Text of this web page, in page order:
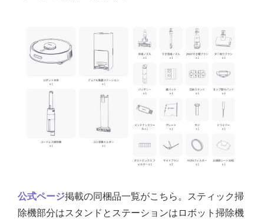
公式ページ掲載の同梱品一覧がこちら。スティック掃
除機部分はスタンドとステーションはロボット掃除機